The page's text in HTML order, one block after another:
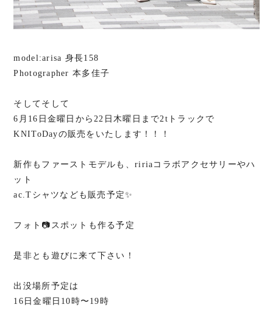
model:arisa 身長158
Photographer 本多佳子
そしてそして
6月16日金曜日から22日木曜日まで2tトラックで
KNIToDayの販売をいたします！！！
新作もファーストモデルも、ririaコラボアクセサリーやハ
ット
ac.Tシャツなども販売予定✨
フォト📷スポットも作る予定
是非とも遊びに来て下さい！
出没場所予定は
16日金曜日10時〜19時